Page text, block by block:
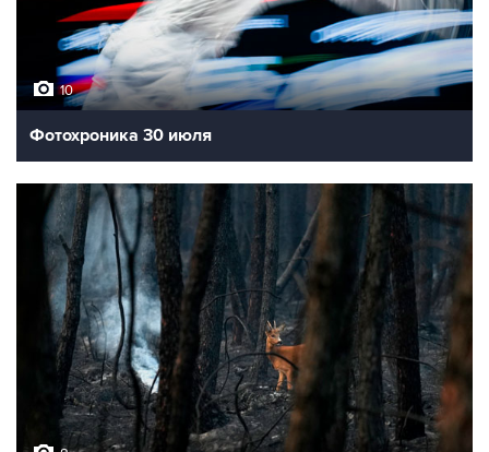
10
Фотохроника 30 июля